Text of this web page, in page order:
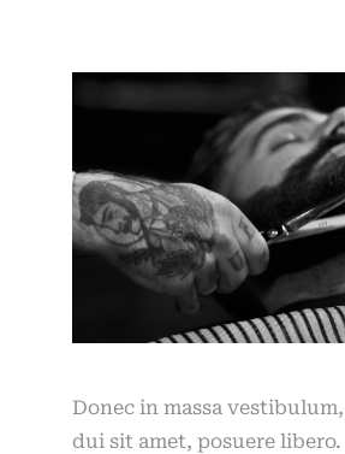
Donec in massa
dui sit amet, posuere